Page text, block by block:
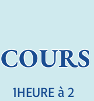
1HEURE à 2